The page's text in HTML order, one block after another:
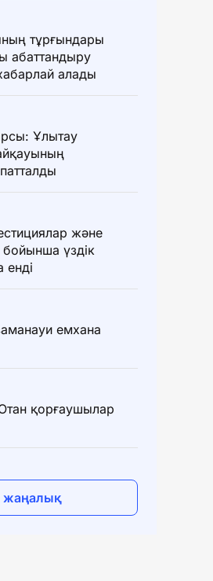
тұрғындары
абаттандыру
алады
Ұлытау
және
бойынша үздік
енді
емхана
қорғаушылар
жаңалық